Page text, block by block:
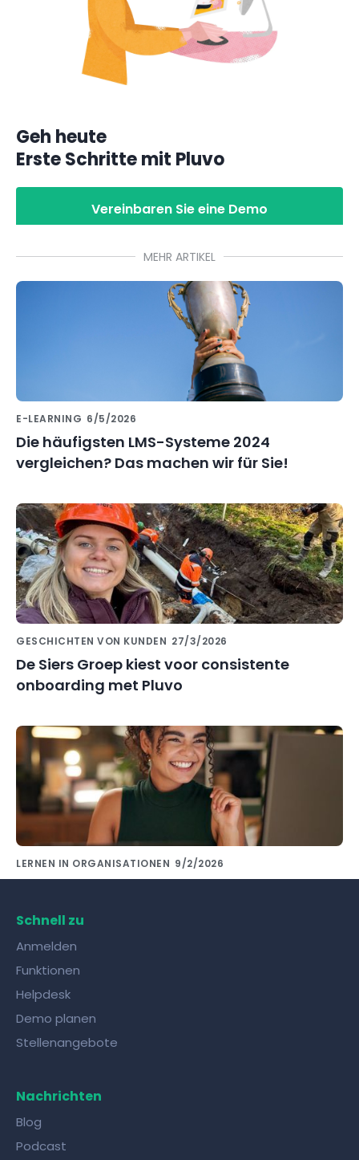
Geh heute
Erste Schritte mit Pluvo
Vereinbaren Sie eine Demo
MEHR ARTIKEL
E-LEARNING 6/5/2026
Die häufigsten LMS-Systeme 2024
vergleichen? Das machen wir für Sie!
GESCHICHTEN VON KUNDEN 27/3/2026
De Siers Groep kiest voor consistente
onboarding met Pluvo
LERNEN IN ORGANISATIONEN 9/2/2026
Schnell zu
Anmelden
Funktionen
Helpdesk
Demo planen
Stellenangebote
Nachrichten
Blog
Podcast